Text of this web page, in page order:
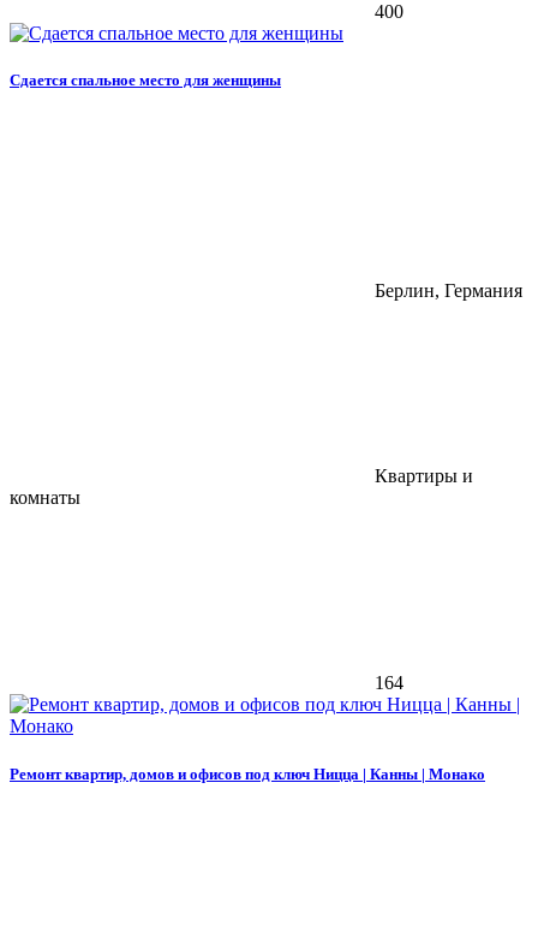
400
Сдается спальное место для женщины
Берлин, Германия
Квартиры и
комнаты
164
Ремонт квартир, домов и офисов под ключ Ницца | Канны | Монако